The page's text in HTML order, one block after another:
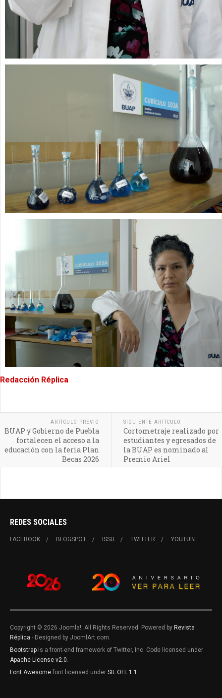
Redacción Réplica
ARTÍCULO PREVIO
BUAP y Gobierno de Puebla
fortalecen el acceso a la
educación con la feria Plan
Becas 2026
SIGUIENTE ARTÍCULO
Cortometraje realizado por
estudiantes y egresados de
la BUAP es nominado al
Premio Ariel
REDES SOCIALES
FACEBOOK BLOGSPOT ISSU TWITTER YOUTUBE
Copyright © 2026 Joomla!. All Rights Reserved. Powered by Revista
Réplica - Designed by JoomlArt.com.
Bootstrap is a front-end framework of Twitter, Inc. Code licensed under
Apache License v2.0.
Font Awesome font licensed under SIL OFL 1.1 .